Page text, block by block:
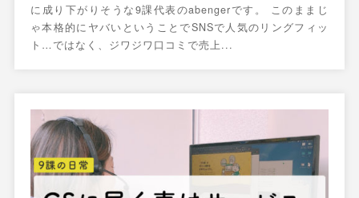
に成り下がりそうな9課代表のabengerです。 このままじ
ゃ本格的にヤバいということでSNSで人気のリングフィッ
ト…ではなく、ジワジワ口コミで売上...